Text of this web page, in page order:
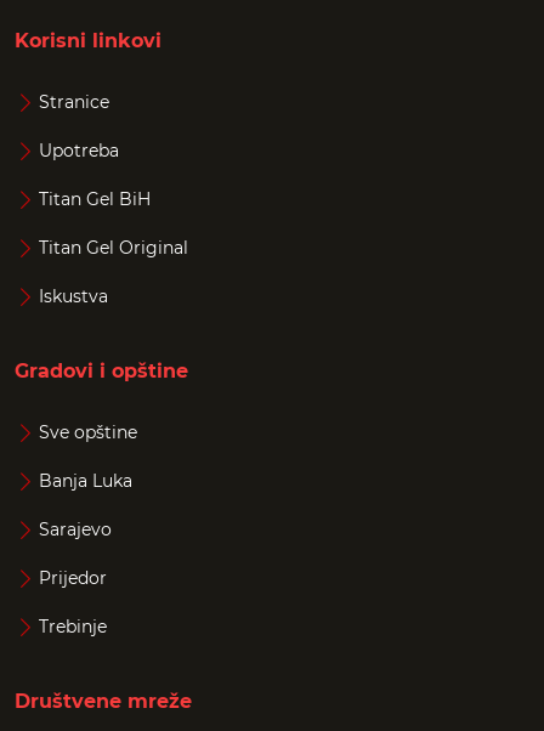
Korisni linkovi
Stranice
Upotreba
Titan Gel BiH
Titan Gel Original
Iskustva
Gradovi i opštine
Sve opštine
Banja Luka
Sarajevo
Prijedor
Trebinje
Društvene mreže